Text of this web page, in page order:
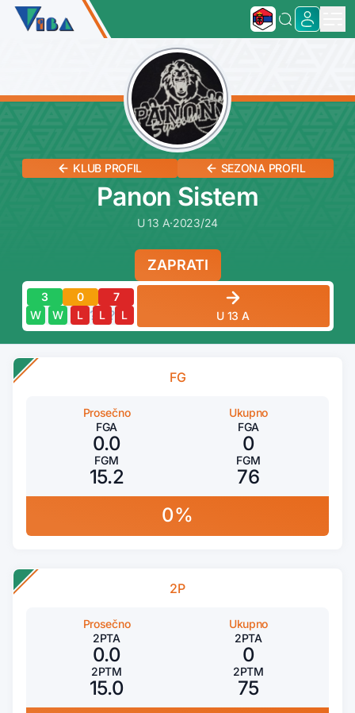
KLUB PROFIL SEZONA PROFIL
Panon Sistem
U 13 A·2023/24
ZAPRATI
3 0 7
? ? ? ?
W W L L L U 13 A
FG
Prosečno
FGA
0.0
FGM
15.2
Ukupno
FGA
0
FGM
76
0%
2P
Prosečno
2PTA
0.0
2PTM
15.0
Ukupno
2PTA
0
2PTM
75